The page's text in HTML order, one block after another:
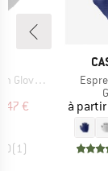
V
réduit
€
(1)
Article
à